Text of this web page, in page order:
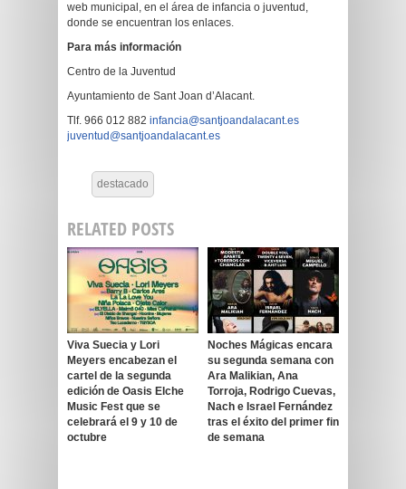
web municipal, en el área de infancia o juventud,
donde se encuentran los enlaces.
Para más información
Centro de la Juventud
Ayuntamiento de Sant Joan d’Alacant.
Tlf. 966 012 882 infancia@santjoandalacant.es
juventud@santjoandalacant.es
destacado
RELATED POSTS
Viva Suecia y Lori
Meyers encabezan el
cartel de la segunda
edición de Oasis Elche
Music Fest que se
celebrará el 9 y 10 de
octubre
Noches Mágicas encara
su segunda semana con
Ara Malikian, Ana
Torroja, Rodrigo Cuevas,
Nach e Israel Fernández
tras el éxito del primer fin
de semana